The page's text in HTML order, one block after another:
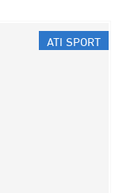
ATI SPORT